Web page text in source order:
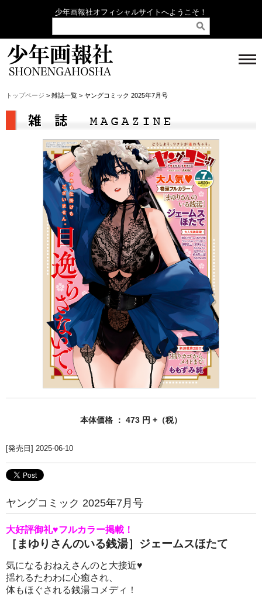
少年画報社オフィシャルサイトへようこそ！
トップページ > 雑誌一覧 > ヤングコミック 2025年7月号
本体価格 ： 473 円 +（税）
[発売日] 2025-06-10
ヤングコミック 2025年7月号
大好評御礼♥フルカラー掲載！
［ まゆりさんのいる銭湯］ジェームスほたて
気になるおねえさんのと大接近♥
揺れるたわわに心癒され、
体もほぐされる銭湯コメディ！